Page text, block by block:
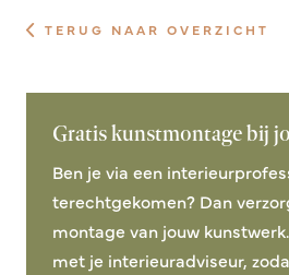
TERUG NAAR OVERZICHT
Gratis kunstmontage bij
Ben je via een
terechtgekomen? Dan
montage van jouw
met je interieuradviseur,